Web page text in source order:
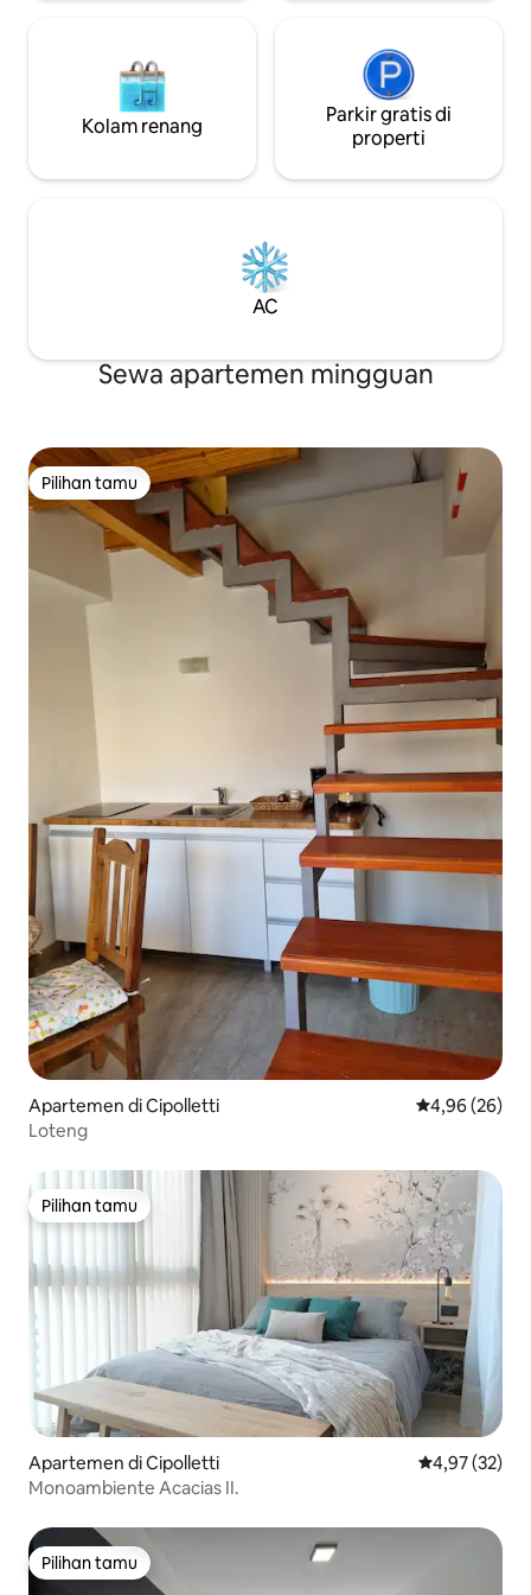
Kolam renang
Parkir gratis di
properti
AC
Sewa apartemen mingguan
Pilihan tamu
Pilihan tamu
Apartemen di Cipolletti Nilai rata-rata
4,96 (26)
Loteng
Pilihan tamu
Pilihan tamu
Apartemen di Cipolletti Nilai rata-rata
4,97 (32)
Monoambiente Acacias II.
Pilihan tamu
Pilihan tamu